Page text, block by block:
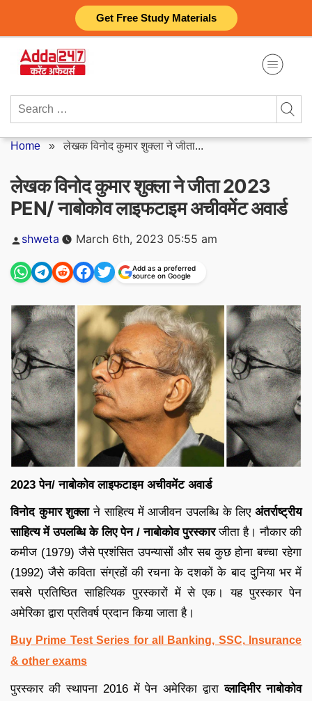
Get Free Study Materials
content
Search
Home »लेखक विनोद कुमार शुक्ला ने जीता...
लेखक विनोद कुमार शुक्ला ने जीता 2023
PEN/ नाबोकोव लाइफटाइम अचीवमेंट अवार्ड
Posted
by
shweta March 6th, 2023 05:55 am
Add as a preferred
source on Google
2023 पेन/ नाबोकोव लाइफटाइम अचीवमेंट अवार्ड
विनोद कुमार शुक्लाने साहित्य में आजीवन उपलब्धि के लिएअंतर्राष्ट्रीय
साहित्य में उपलब्धि के लिए पेन / नाबोकोव पुरस्कारजीता है। नौकार की
कमीज (1979) जैसे प्रशंसित उपन्यासों और सब कुछ होना बच्चा रहेगा
(1992) जैसे कविता संग्रहों की रचना के दशकों के बाद दुनिया भर में
सबसे प्रतिष्ठित साहित्यिक पुरस्कारों में से एक। यह पुरस्कार पेन
अमेरिका द्वारा प्रतिवर्ष प्रदान किया जाता है।
Buy Prime Test Series for all Banking, SSC, Insurance
& other exams
पुरस्कार की स्थापना 2016 में पेन अमेरिका द्वाराव्लादिमीर नाबोकोव